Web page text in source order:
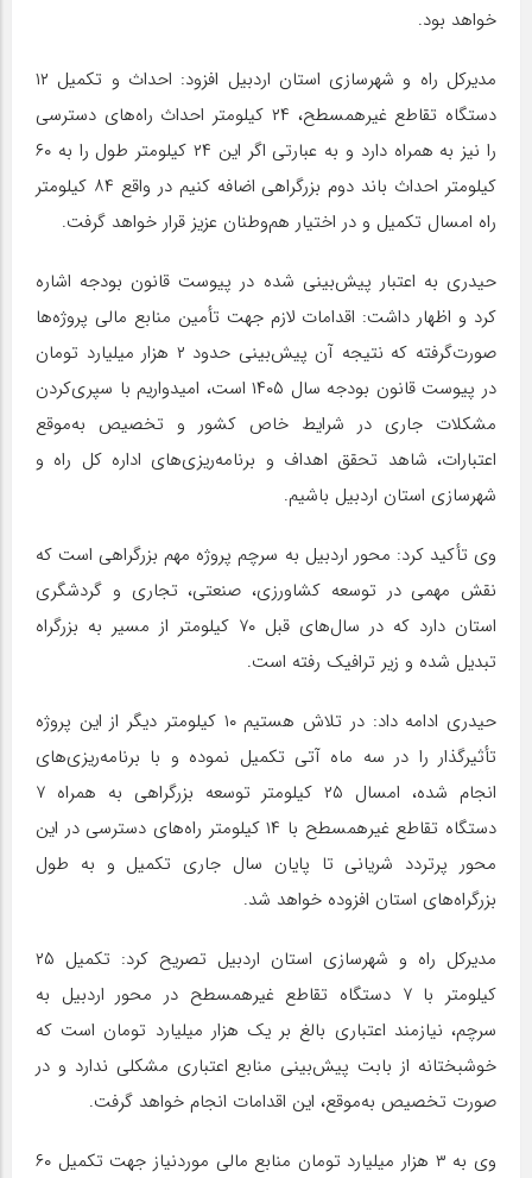
خواهد بود.
مدیرکل راه و شهرسازی استان اردبیل افزود: احداث و تکمیل ۱۲
دستگاه تقاطع غیرهمسطح، ۲۴ کیلومتر احداث راه‌های دسترسی
را نیز به همراه دارد و به عبارتی اگر این ۲۴ کیلومتر طول را به ۶۰
کیلومتر احداث باند دوم بزرگراهی اضافه کنیم در واقع ۸۴ کیلومتر
راه امسال تکمیل و در اختیار هم‌وطنان عزیز قرار خواهد گرفت.
حیدری به اعتبار پیش‌بینی شده در پیوست قانون بودجه اشاره
کرد و اظهار داشت: اقدامات لازم جهت تأمین منابع مالی پروژه‌ها
صورت‌گرفته که نتیجه آن پیش‌بینی حدود ۲ هزار میلیارد تومان
در پیوست قانون بودجه سال ۱۴۰۵ است، امیدواریم با سپری‌کردن
مشکلات جاری در شرایط خاص کشور و تخصیص به‌موقع
اعتبارات، شاهد تحقق اهداف و برنامه‌ریزی‌های اداره کل راه و
شهرسازی استان اردبیل باشیم.
وی تأکید کرد: محور اردبیل به سرچم پروژه مهم بزرگراهی است که
نقش مهمی در توسعه کشاورزی، صنعتی، تجاری و گردشگری
استان دارد که در سال‌های قبل ۷۰ کیلومتر از مسیر به بزرگراه
تبدیل شده و زیر ترافیک رفته است.
حیدری ادامه داد: در تلاش هستیم ۱۰ کیلومتر دیگر از این پروژه
تأثیرگذار را در سه ماه آتی تکمیل نموده و با برنامه‌ریزی‌های
انجام شده، امسال ۲۵ کیلومتر توسعه بزرگراهی به همراه ۷
دستگاه تقاطع غیرهمسطح با ۱۴ کیلومتر راه‌های دسترسی در این
محور پرتردد شریانی تا پایان سال جاری تکمیل و به طول
بزرگراه‌های استان افزوده خواهد شد.
مدیرکل راه و شهرسازی استان اردبیل تصریح کرد: تکمیل ۲۵
کیلومتر با ۷ دستگاه تقاطع غیرهمسطح در محور اردبیل به
سرچم، نیازمند اعتباری بالغ بر یک هزار میلیارد تومان است که
خوشبختانه از بابت پیش‌بینی منابع اعتباری مشکلی ندارد و در
صورت تخصیص به‌موقع، این اقدامات انجام خواهد گرفت.
وی به ۳ هزار میلیارد تومان منابع مالی موردنیاز جهت تکمیل ۶۰